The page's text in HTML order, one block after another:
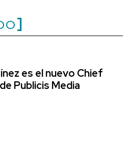
es el nuevo Chief
Publicis Media